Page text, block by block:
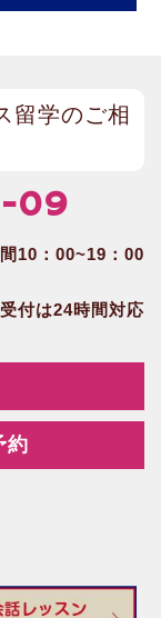
留学のご相
09
10：00~19：00
付は24時間対応
約